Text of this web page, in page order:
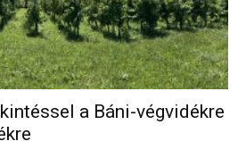
a Báni-végvidékre